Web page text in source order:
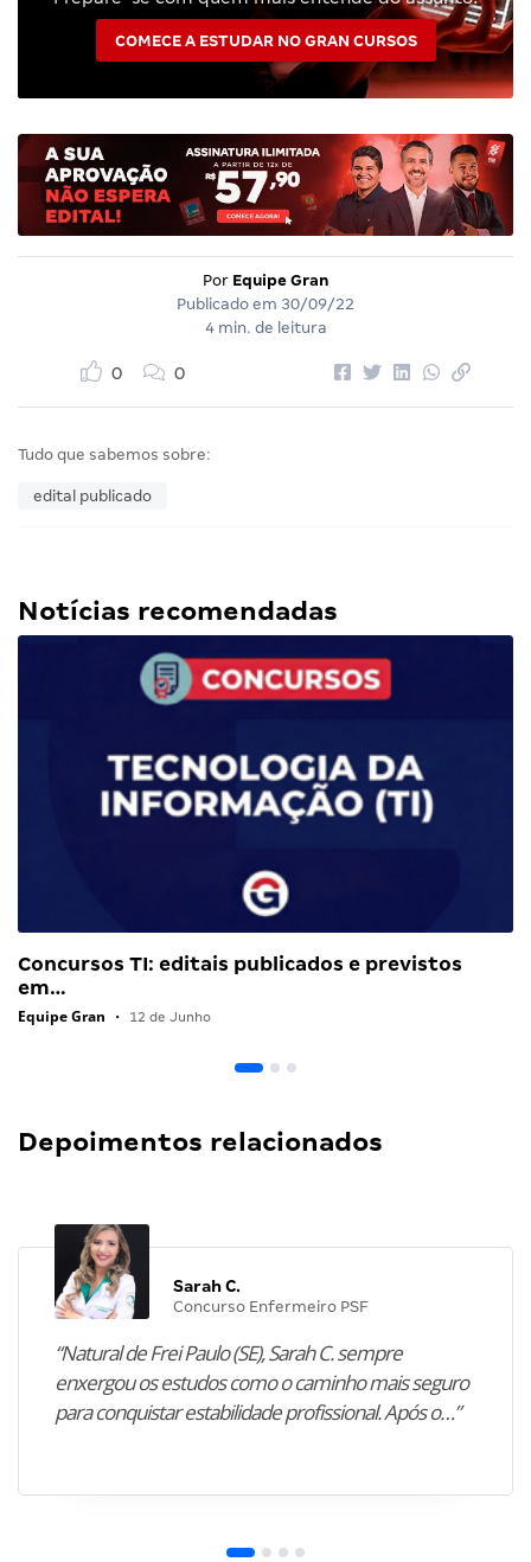
COMECE A ESTUDAR NO GRAN CURSOS
Por Equipe Gran
Publicado em 30/09/22
4 min. de leitura
0 0
Tudo que sabemos sobre:
edital publicado
Notícias recomendadas
Concursos TI: editais publicados e previstos
em…
Equipe Gran • 12 de Junho
Depoimentos relacionados
Sarah C.
Concurso Enfermeiro PSF
“Natural de Frei Paulo (SE), Sarah C. sempre
enxergou os estudos como o caminho mais seguro
para conquistar estabilidade profissional. Após o…”